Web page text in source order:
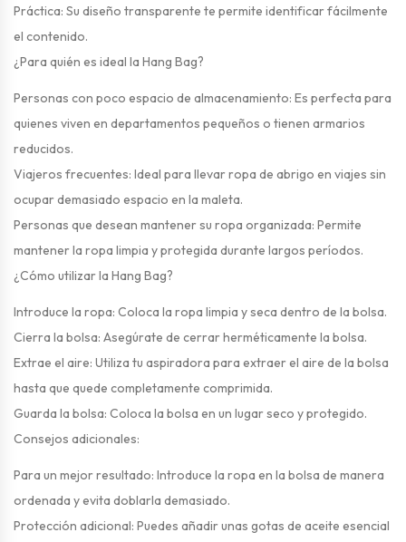
Práctica: Su diseño transparente te permite identificar fácilmente
el contenido.
¿Para quién es ideal la Hang Bag?
Personas con poco espacio de almacenamiento: Es perfecta para
quienes viven en departamentos pequeños o tienen armarios
reducidos.
Viajeros frecuentes: Ideal para llevar ropa de abrigo en viajes sin
ocupar demasiado espacio en la maleta.
Personas que desean mantener su ropa organizada: Permite
mantener la ropa limpia y protegida durante largos períodos.
¿Cómo utilizar la Hang Bag?
Introduce la ropa: Coloca la ropa limpia y seca dentro de la bolsa.
Cierra la bolsa: Asegúrate de cerrar herméticamente la bolsa.
Extrae el aire: Utiliza tu aspiradora para extraer el aire de la bolsa
hasta que quede completamente comprimida.
Guarda la bolsa: Coloca la bolsa en un lugar seco y protegido.
Consejos adicionales:
Para un mejor resultado: Introduce la ropa en la bolsa de manera
ordenada y evita doblarla demasiado.
Protección adicional: Puedes añadir unas gotas de aceite esencial